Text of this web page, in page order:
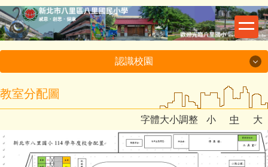
跳
到
主
要
區
認識校園
認識校園
地理交通位置
教室分配圖
字體大小調整 小 中 大